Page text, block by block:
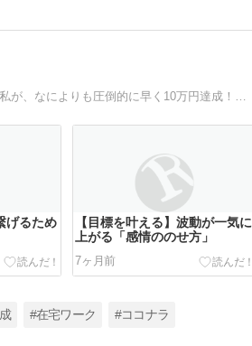
ネットビジネス初心者が稼ぐなら断然ココナラが最速！様々なネットビジネスを経験した私が、なによりも圧倒的に早く10万円達成！初心者から1か月で最高のプラチナランクに昇格して稼いだ方法や、実践記など書いています。
げるため
【目標を叶える】波動が一気に
上がる「感情ののせ方」
7ヶ月前
#在宅ワーク #ココナラ